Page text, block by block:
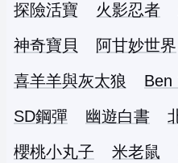
探險活寶 火影忍者
神奇寶貝
阿甘妙世界
喜羊羊與灰太狼
Ben
SD鋼彈
幽遊白書
櫻桃小丸子
米老鼠